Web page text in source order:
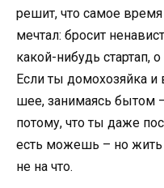
решит, что самое
мечтал: бросит
какой-нибудь стартап,
Если ты домохозяйка
шее, занимаясь бытом
потому, что ты даже
есть можешь – но жить
не на что.